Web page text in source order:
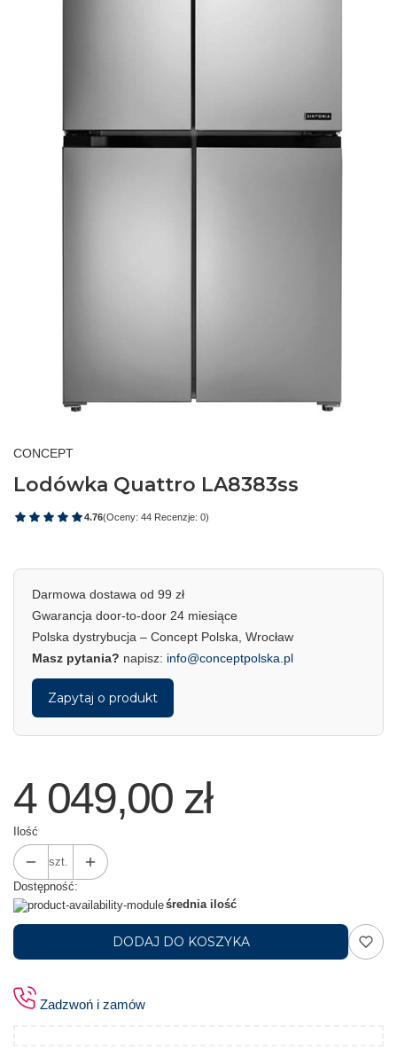
CONCEPT
Lodówka Quattro LA8383ss
4.76(Oceny: 44 Recenzje: 0)
Darmowa dostawa od 99 zł
Gwarancja door-to-door 24 miesiące
Polska dystrybucja – Concept Polska, Wrocław
Masz pytania? napisz: info@conceptpolska.pl
Zapytaj o produkt
4 049,00 zł
Ilość
szt.
Dostępność:
średnia ilość
DODAJ DO KOSZYKA
Zadzwoń i zamów